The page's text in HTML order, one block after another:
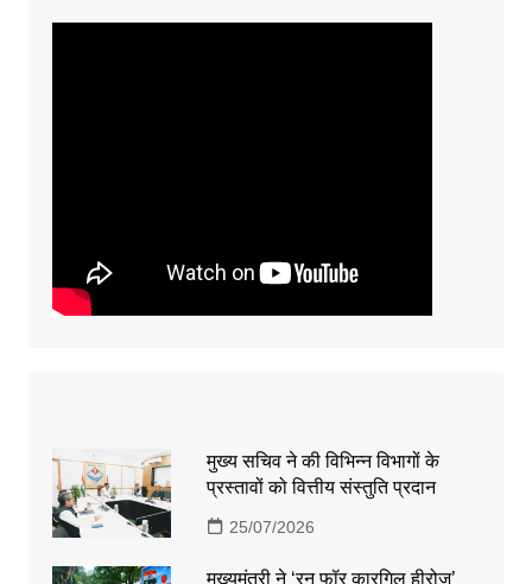
मुख्य सचिव ने की विभिन्न विभागों के
प्रस्तावों को वित्तीय संस्तुति प्रदान
25/07/2026
मुख्यमंत्री ने ‘रन फॉर कारगिल हीरोज’